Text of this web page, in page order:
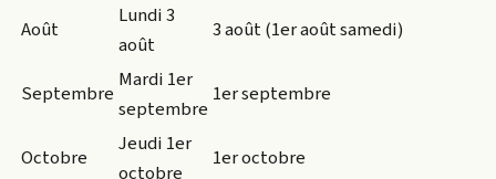
Août
Lundi 3
août
3 août (1er août samedi)
Septembre
Mardi 1er
septembre
1er septembre
Octobre
Jeudi 1er
octobre
1er octobre